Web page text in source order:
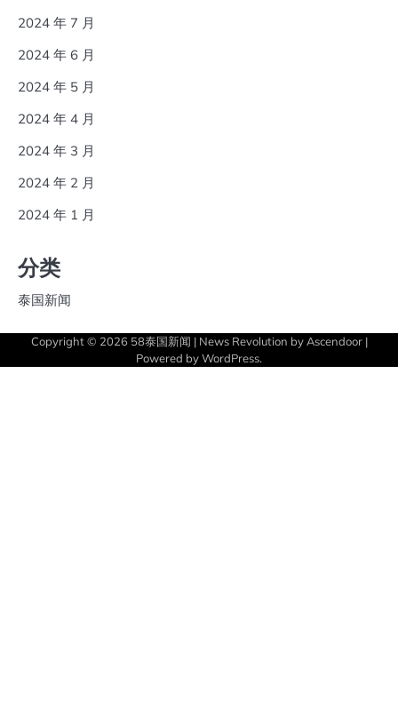
2024 年 7 月
2024 年 6 月
2024 年 5 月
2024 年 4 月
2024 年 3 月
2024 年 2 月
2024 年 1 月
分类
泰国新闻
Copyright © 2026 58泰国新闻 | News Revolution by Ascendoor|
Powered byWordPress.